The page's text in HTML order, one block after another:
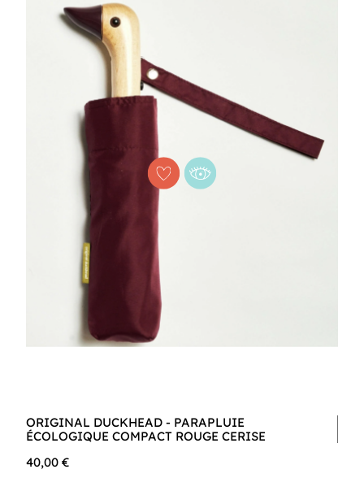
ORIGINAL DUCKHEAD - PARAPLUIE
ÉCOLOGIQUE COMPACT ROUGE CERISE
40,00 €